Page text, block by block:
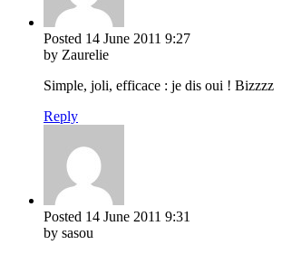
Posted 14 June 2011 9:27
by Zaurelie
Simple, joli, efficace : je dis oui ! Bizzzz
Reply
Posted 14 June 2011 9:31
by sasou